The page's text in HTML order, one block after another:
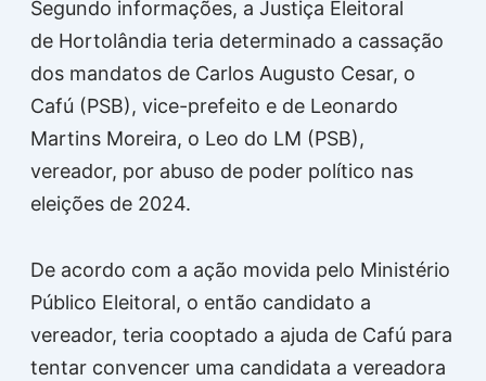
Segundo informações, a Justiça Eleitoral
de Hortolândia teria determinado a cassação
dos mandatos de Carlos Augusto Cesar, o
Cafú (PSB), vice-prefeito e de Leonardo
Martins Moreira, o Leo do LM (PSB),
vereador, por abuso de poder político nas
eleições de 2024.
De acordo com a ação movida pelo Ministério
Público Eleitoral, o então candidato a
vereador, teria cooptado a ajuda de Cafú para
tentar convencer uma candidata a vereadora